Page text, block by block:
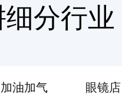
分行业
加油加气 眼镜店